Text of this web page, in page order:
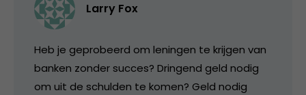
Larry Fox
Heb je geprobeerd om leningen te krijgen van
banken zonder succes? Dringend geld nodig
om uit de schulden te komen? Geld nodig